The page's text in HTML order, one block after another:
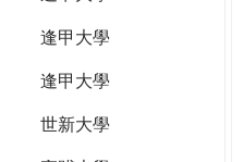
逢甲大學
逢甲大學
世新大學